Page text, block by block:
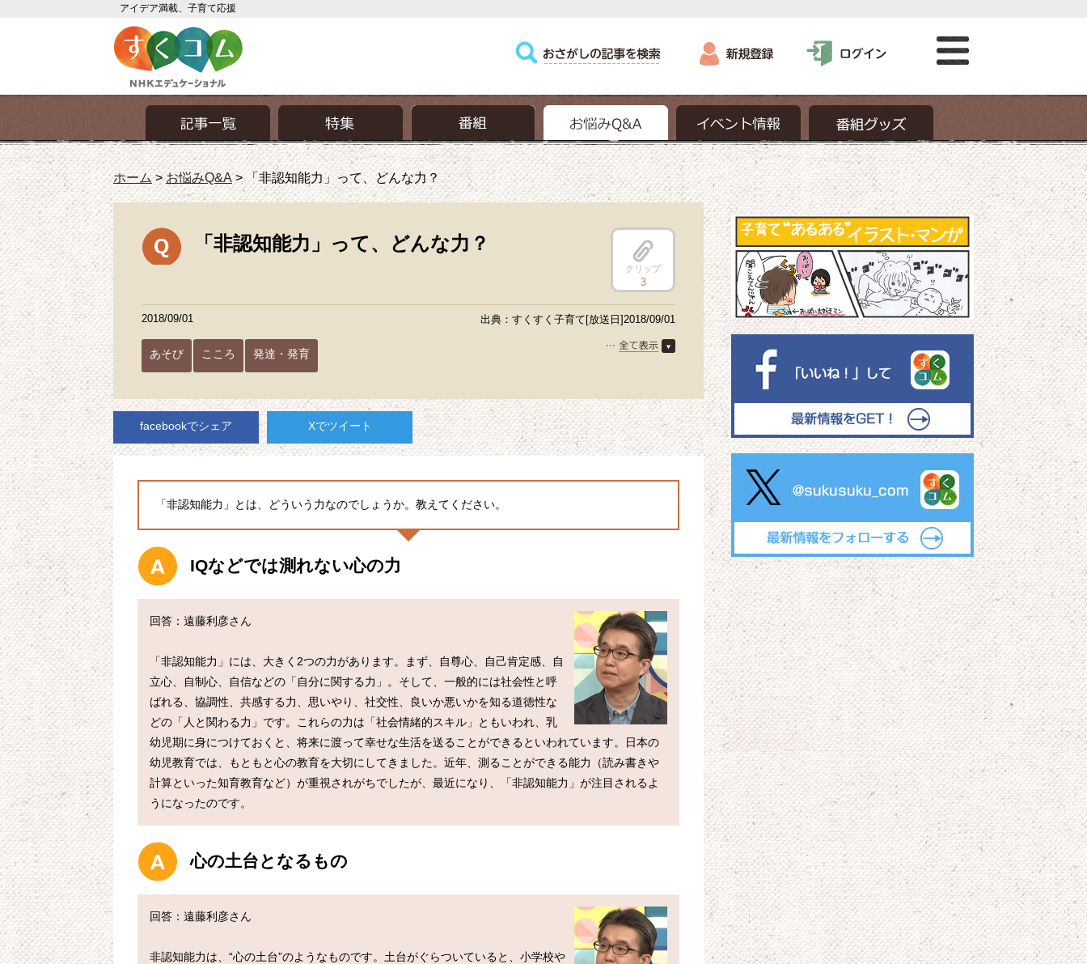
アイデア満載、子育て応援
ホーム>お悩みQ&A> 「非認知能力」って、どんな力？
「非認知能力」って、どんな力？
クリップ
3
2018/09/01 出典：すくすく子育て[放送日]2018/09/01
あそび こころ 発達・発育
facebookでシェア Xでツイート
「非認知能力」とは、どういう力なのでしょうか。教えてください。
IQなどでは測れない心の力
回答：遠藤利彦さん
「非認知能力」には、大きく2つの力があります。まず、自尊心、自己肯定感、自
立心、自制心、自信などの「自分に関する力」。そして、一般的には社会性と呼
ばれる、協調性、共感する力、思いやり、社交性、良いか悪いかを知る道徳性な
どの「人と関わる力」です。これらの力は「社会情緒的スキル」ともいわれ、乳
幼児期に身につけておくと、将来に渡って幸せな生活を送ることができるといわれています。日本の
幼児教育では、もともと心の教育を大切にしてきました。近年、測ることができる能力（読み書きや
計算といった知育教育など）が重視されがちでしたが、最近になり、「非認知能力」が注目されるよ
心の土台となるもの
回答：遠藤利彦さん
非認知能力は、“心の土台”のようなものです。土台がぐらついていると、小学校や